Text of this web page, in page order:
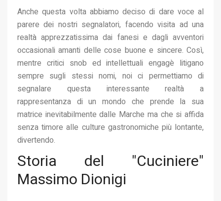
Anche questa volta abbiamo deciso di dare voce al
parere dei nostri segnalatori, facendo visita ad una
realtà apprezzatissima dai fanesi e dagli avventori
occasionali amanti delle cose buone e sincere. Così,
mentre critici snob ed intellettuali engagè litigano
sempre sugli stessi nomi, noi ci permettiamo di
segnalare questa interessante realtà a
rappresentanza di un mondo che prende la sua
matrice inevitabilmente dalle Marche ma che si affida
senza timore alle culture gastronomiche più lontante,
divertendo.
Storia del "Cuciniere"
Massimo Dionigi